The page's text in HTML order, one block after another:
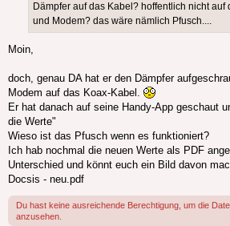
Dämpfer auf das Kabel? hoffentlich nicht
und Modem? das wäre nämlich Pfusch....
Moin,
doch, genau DA hat er den Dämpfer
Modem auf das Koax-Kabel.
Er hat danach auf seine Handy-App geschaut
die Werte"
Wieso ist das Pfusch wenn es funktioniert?
Ich hab nochmal die neuen Werte als PDF
Unterschied und könnt euch ein Bild davon
Docsis - neu.pdf
Du hast keine ausreichende Berechtigung, um die
anzusehen.